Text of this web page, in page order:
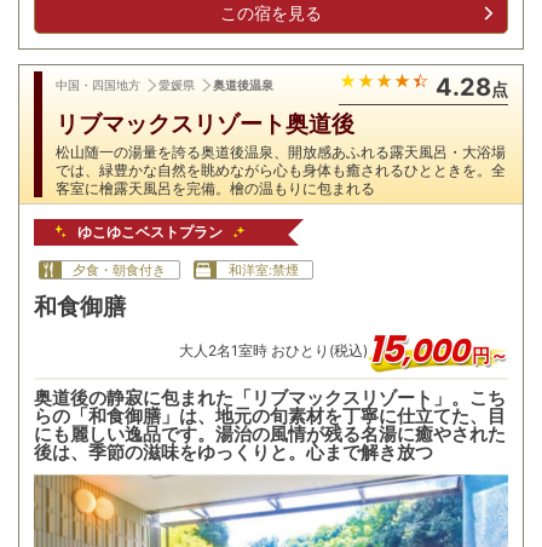
この宿を見る
中国・四国地方 愛媛県 奥道後温泉 4.28点
リブマックスリゾート奥道後
松山随一の湯量を誇る奥道後温泉、開放感あふれる露天風呂・大浴場
では、緑豊かな自然を眺めながら心も身体も癒されるひとときを。全
客室に檜露天風呂を完備。檜の温もりに包まれる
ゆこゆこベストプラン
夕食・朝食付き 和洋室:禁煙
和食御膳
大人 2名1室時 おひとり(税込)15,000円～
奥道後の静寂に包まれた「リブマックスリゾート」。こち
らの「和食御膳」は、地元の旬素材を丁寧に仕立てた、目
にも麗しい逸品です。湯治の風情が残る名湯に癒やされた
後は、季節の滋味をゆっくりと。心まで解き放つ